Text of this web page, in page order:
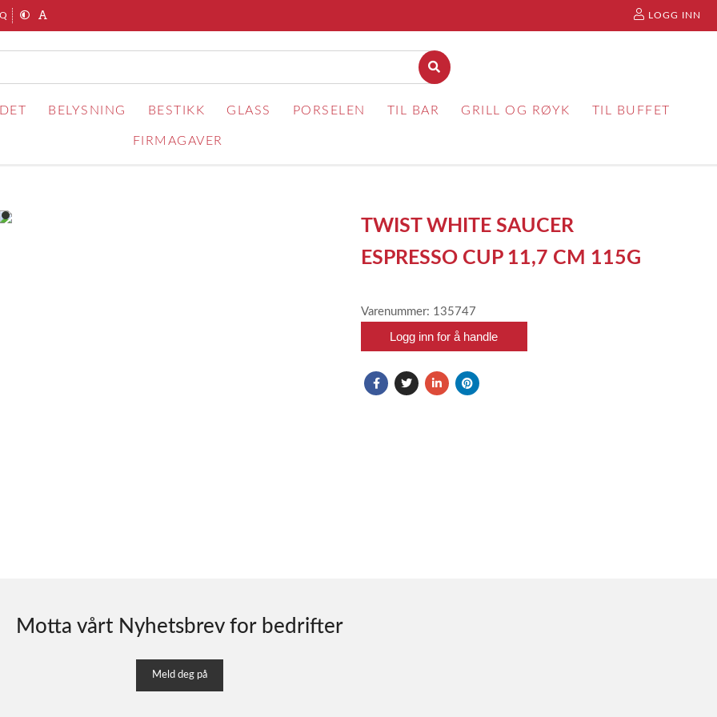
LOGG INN
BELYSNING BESTIKK GLASS PORSELEN TIL BAR GRILL OG RØYK TIL BUFFET
FIRMAGAVER
item
TWIST WHITE SAUCER
ESPRESSO CUP 11,7 CM 115G
Varenummer: 135747
Logg inn for å handle
Motta vårt Nyhetsbrev for bedrifter
Meld deg på